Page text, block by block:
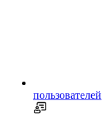
пользователей